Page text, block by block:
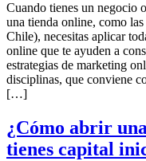
Cuando tienes un negocio
una tienda online, como
Chile), necesitas aplicar
online que te ayuden a
estrategias de marketing
disciplinas, que conviene
[…]
¿Cómo abrir
tienes capital